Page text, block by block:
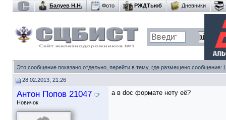
Балуев Н.Н. Фото РЖДТьюб Дневники
Это сообщение показано отдельно, перейти в тему, где размещено сообщение:
28.02.2013, 21:26
Антон Попов 21047
Новичок
а в doc формате нету её?